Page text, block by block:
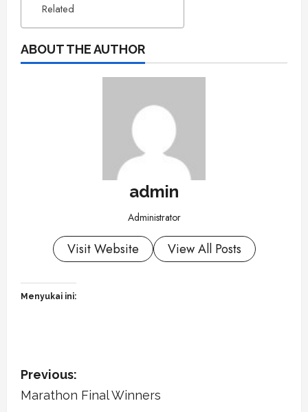
Related
ABOUT THE AUTHOR
admin
Administrator
Visit Website View All Posts
Menyukai ini:
P
o
Previous:
Marathon Final Winners